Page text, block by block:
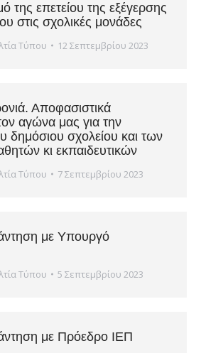
της επετείου της εξέγερσης
στις σχολικές μονάδες
Τύπου 12 Σεπτεμβρίου 2023
Αποφασιστικά
αγώνα μας για την
δημόσιου σχολείου και των
κι εκπαιδευτικών
Τύπου 7 Σεπτεμβρίου 2023
με Υπουργό
Τύπου 5 Σεπτεμβρίου 2023
με Πρόεδρο ΙΕΠ